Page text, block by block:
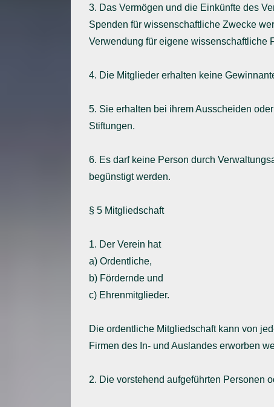
3. Das Vermögen und die Einkünfte des
Spenden für wissenschaftliche Zwecke
Verwendung für eigene wissenschaftliche
4. Die Mitglieder erhalten keine
5. Sie erhalten bei ihrem Ausscheiden
Stiftungen.
6. Es darf keine Person durch
begünstigt werden.
§ 5 Mitgliedschaft
1. Der Verein hat
a) Ordentliche,
b) Fördernde und
c) Ehrenmitglieder.
Die ordentliche Mitgliedschaft kann von
Firmen des In- und Auslandes erworben
2. Die vorstehend aufgeführten Personen